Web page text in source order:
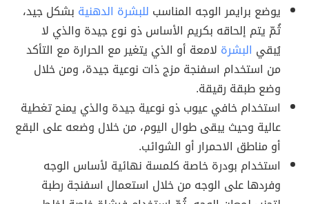
يوضع برايمر الوجه المناسب للبشرة الدهنية بشكل جيد،
ثُمّ يتم إلحاقه بكريم الأساس ذو نوع جيدة والذي لا
يُبقي البشرة لامعة أو الذي يتغير مع الحرارة مع التأكد
من استخدام اسفنجة مزج ذات نوعية جيدة، ومن خلال
وضع طبقة رقيقة.
استخدام خافي عيوب ذو نوعية جيدة والذي يمنح تغطية
عالية وحيث يبقى طوال اليوم، من خلال وضعه على البقع
أو مناطق الاحمرار أو الشوائب.
استخدام بودرة خاصة كلمسة نهائية لأساس الوجه
وفردها على الوجه من خلال استعمال اسفنجة رطبة